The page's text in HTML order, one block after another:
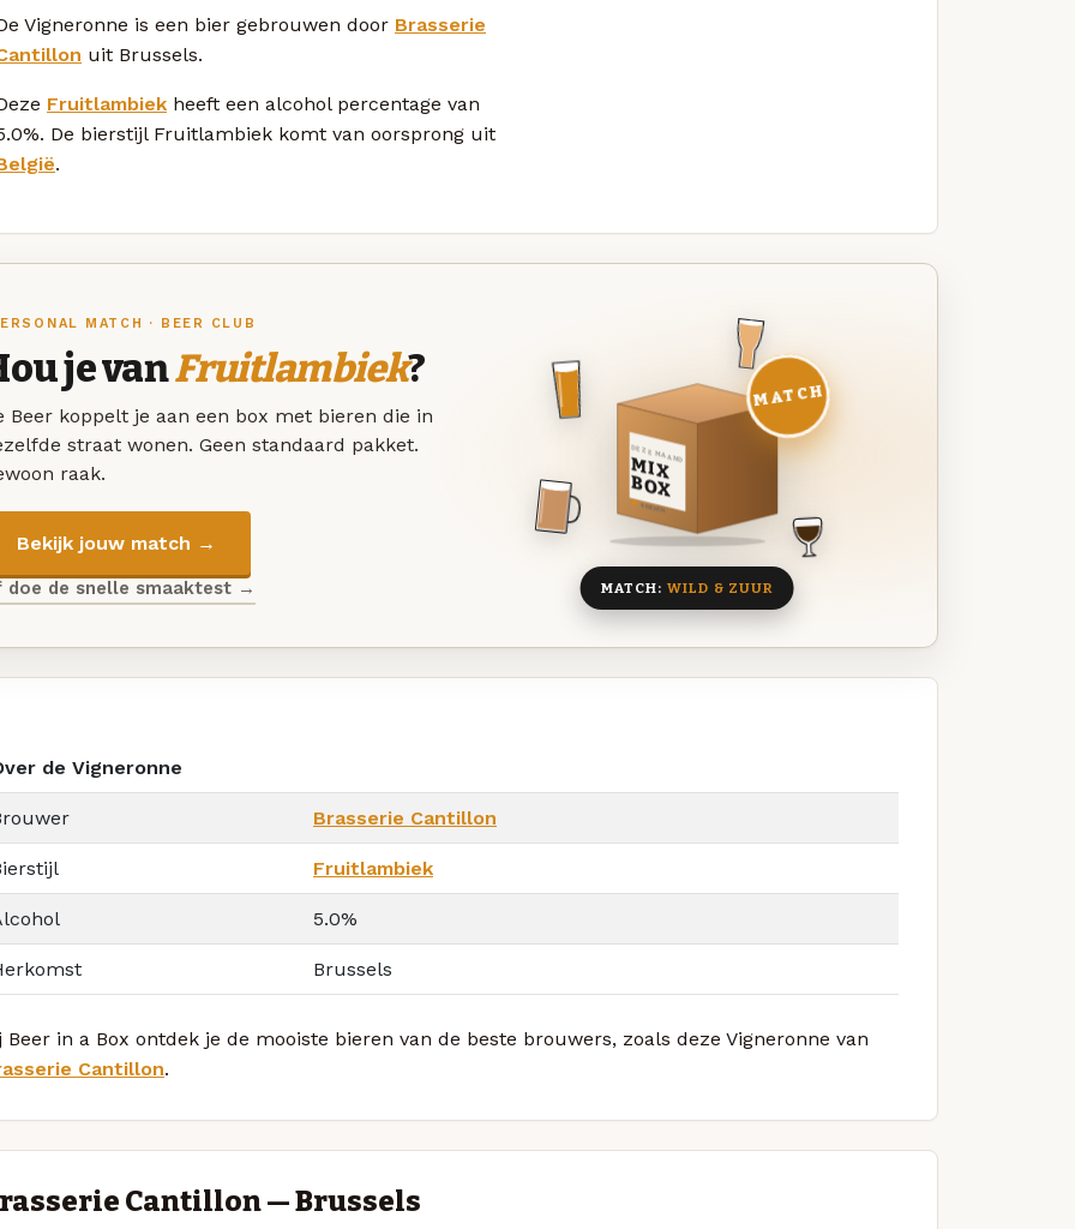
Vigneronne is een bier gebrouwen door Brasserie
uit Brussels.
Fruitlambiek heeft een alcohol percentage van
De bierstijl Fruitlambiek komt van oorsprong uit
.
MATCH · BEER CLUB
je vanFruitlambiek?
Beer koppelt je aan een box met bieren die in
straat wonen. Geen standaard pakket.
raak.
Bekijk jouw match →
doe de snelle smaaktest →
DEZE MAAND
MIX
BOX
8 BIEREN
MATCH
MATCH: WILD & ZUUR
de Vigneronne
Brasserie Cantillon
Fruitlambiek
5.0%
Brussels
Beer in a Box ontdek je de mooiste bieren van de beste brouwers, zoals deze Vigneronne van
Cantillon.
Cantillon — Brussels